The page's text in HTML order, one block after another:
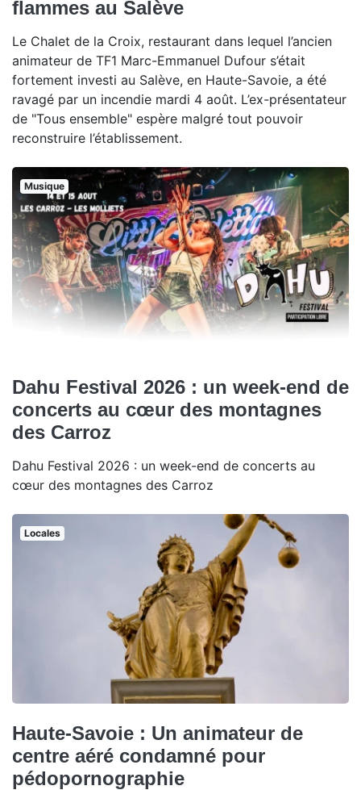
flammes au Salève
Le Chalet de la Croix, restaurant dans lequel l’ancien
animateur de TF1 Marc-Emmanuel Dufour s’était
fortement investi au Salève, en Haute-Savoie, a été
ravagé par un incendie mardi 4 août. L’ex-présentateur
de "Tous ensemble" espère malgré tout pouvoir
reconstruire l’établissement.
Musique
Dahu Festival 2026 : un week-end de
concerts au cœur des montagnes
des Carroz
Dahu Festival 2026 : un week-end de concerts au
cœur des montagnes des Carroz
Locales
Haute-Savoie : Un animateur de
centre aéré condamné pour
pédopornographie